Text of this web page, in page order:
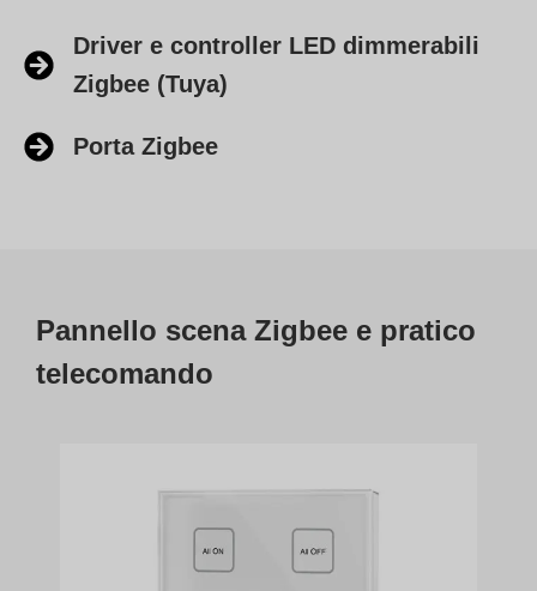
Driver e controller LED dimmerabili
Zigbee (Tuya)
Porta Zigbee
Pannello scena Zigbee e pratico
telecomando